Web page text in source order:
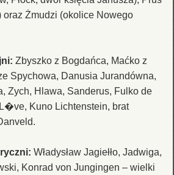
oraz Żmudzi (okolice Nowego
Zbyszko z Bogdańca, Maćko z
Spychowa, Danusia Jurandówna,
Zych, Hlawa, Sanderus, Fulko de
Kuno Lichtenstein, brat
Władysław Jagiełło, Jadwiga,
Konrad von Jungingen – wielki